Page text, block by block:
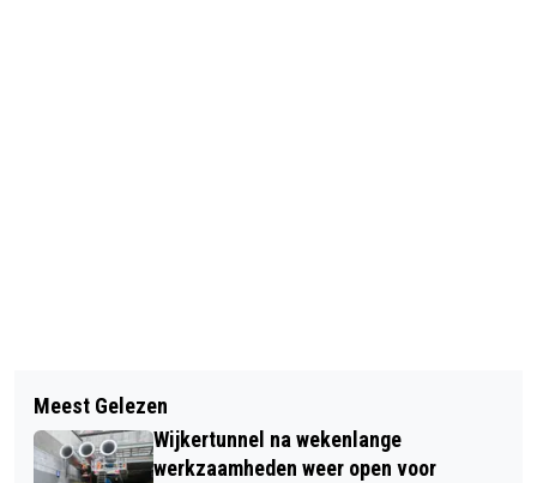
EARTH, WIND & FIRE IN PODIUM
VICTORIE
ZWEMMER OVERLEDEN BIJ STRAND
BERGEN AAN ZEE
Meest Gelezen
Wijkertunnel na wekenlange
werkzaamheden weer open voor